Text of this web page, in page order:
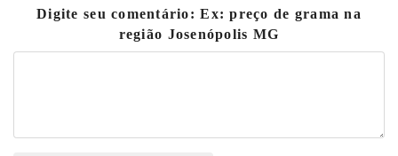
Digite seu comentário: Ex: preço de grama na
região Josenópolis MG